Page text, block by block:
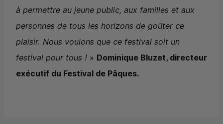
à permettre au jeune public, aux familles et aux
personnes de tous les horizons de goûter ce
plaisir. Nous voulons que ce festival soit un
festival pour tous ! » Dominique Bluzet, directeur
exécutif du Festival de Pâques.